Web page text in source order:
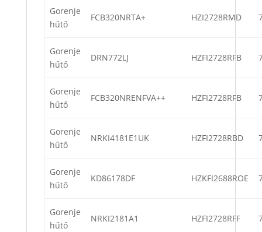
Gorenje
hűtő
FCB320NRTA+ HZI2728RMD
Gorenje
hűtő
DRN772LJ HZFI2728RFB
Gorenje
hűtő
FCB320NRENFVA++ HZFI2728RFB
Gorenje
hűtő
NRKI4181E1UK HZFI2728RBD
Gorenje
hűtő
KD86178DF HZKFI2688ROE
Gorenje
hűtő
NRKI2181A1 HZFI2728RFF